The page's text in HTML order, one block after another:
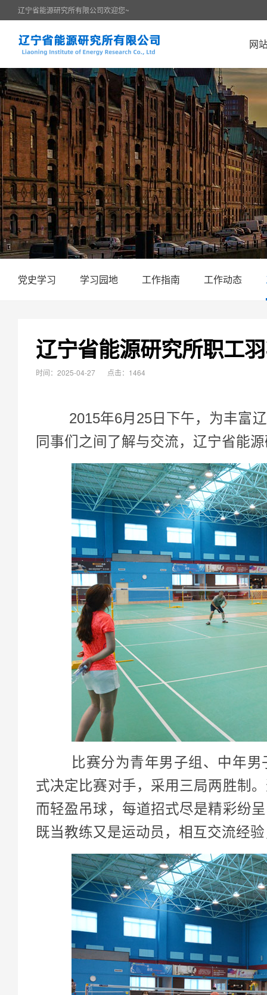
辽宁省能源研究所有限公司欢迎您~
网
党史学习 学习园地 工作指南 工作动态
辽宁省能源研究所职工
时间：2025-04-27 点击：1464
2015年6月25日下午，为丰富辽
同事们之间了解与交流，辽宁省能
比赛分为青年男子组、中年男
式决定比赛对手，采用三局两胜制
而轻盈吊球，每道招式尽是精彩纷
既当教练又是运动员，相互交流经